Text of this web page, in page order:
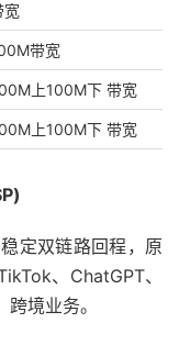
宽
带宽
上100M下 带宽
上100M下 带宽
定双链路回程，原
、ChatGPT、
境业务。